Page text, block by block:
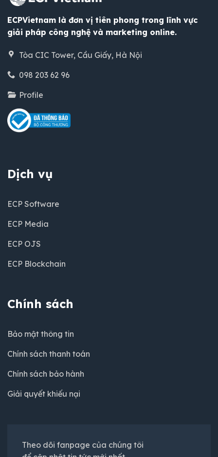
ECPVietnam là đơn vị tiên phong trong lĩnh vực
giải pháp công nghệ và marketing online.
Tòa CIC Tower, Cầu Giấy, Hà Nội
098 203 62 96
Profile
Dịch vụ
ECP Software
ECP Media
ECP OJS
ECP Blockchain
Chính sách
Bảo mật thông tin
Chính sách thanh toán
Chính sách bảo hành
Giải quyết khiếu nại
Theo dõi fanpage của chúng tôi